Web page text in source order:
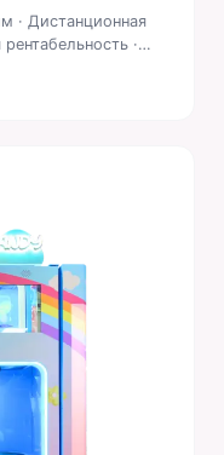
· Дистанционная
·